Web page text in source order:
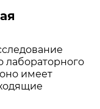
лабораторного
имеет